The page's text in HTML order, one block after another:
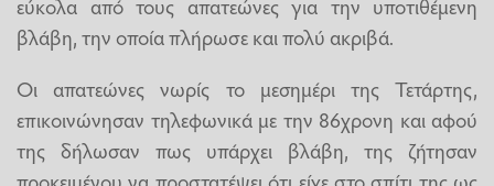
βλάβη, την οποία πλήρωσε και πολύ ακριβά.
Οι απατεώνες νωρίς το μεσημέρι της Τετάρτης,
επικοινώνησαν τηλεφωνικά με την 86χρονη και αφού
της δήλωσαν πως υπάρχει βλάβη, της ζήτησαν
προκειμένου να προστατέψει ότι είχε στο σπίτι της ως